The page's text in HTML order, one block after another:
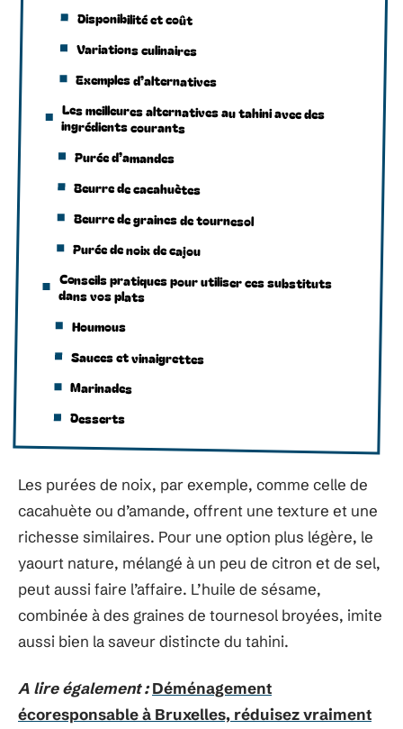
Disponibilité et coût
Variations culinaires
Exemples d’alternatives
Les meilleures alternatives au tahini avec des
ingrédients courants
Purée d’amandes
Beurre de cacahuètes
Beurre de graines de tournesol
Purée de noix de cajou
Conseils pratiques pour utiliser ces substituts
dans vos plats
Houmous
Sauces et vinaigrettes
Marinades
Desserts
Les purées de noix, par exemple, comme celle de
cacahuète ou d’amande, offrent une texture et une
richesse similaires. Pour une option plus légère, le
yaourt nature, mélangé à un peu de citron et de sel,
peut aussi faire l’affaire. L’huile de sésame,
combinée à des graines de tournesol broyées, imite
aussi bien la saveur distincte du tahini.
A lire également : Déménagement
écoresponsable à Bruxelles, réduisez vraiment